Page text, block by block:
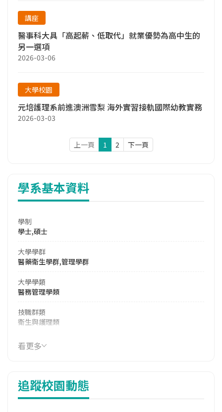
講座
醫事科大具「高起薪、低取代」就業優勢為高中生的
另一選項
2026-03-06
大學校園
元培護理系前進澳洲雪梨 海外實習接軌國際幼教實務
2026-03-03
上一頁 1 2 下一頁
學系基本資料
學制
學士,碩士
大學學群
醫藥衛生學群,管理學群
大學學類
醫務管理學類
技職群類
衛生與護理類
114年學費
37,910 元/學期
13,110 元/學期
114年註冊率
看更多
追蹤校園動態